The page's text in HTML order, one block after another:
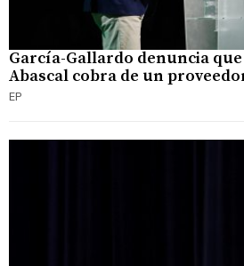
García-Gallardo denuncia
Abascal cobra de un
EP